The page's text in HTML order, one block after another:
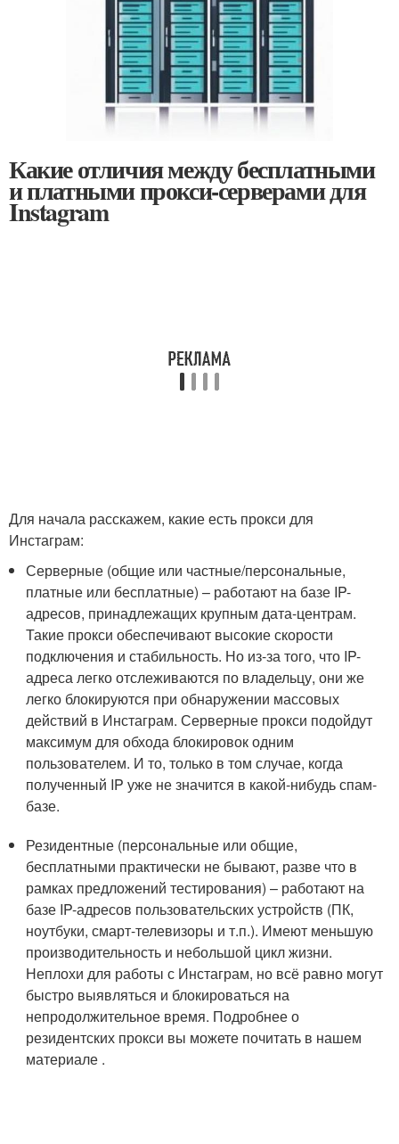
Какие отличия между бесплатными
и платными прокси-серверами для
Instagram
Для начала расскажем, какие есть прокси для
Инстаграм:
Серверные (общие или частные/персональные,
платные или бесплатные) – работают на базе IP-
адресов, принадлежащих крупным дата-центрам.
Такие прокси обеспечивают высокие скорости
подключения и стабильность. Но из-за того, что IP-
адреса легко отслеживаются по владельцу, они же
легко блокируются при обнаружении массовых
действий в Инстаграм. Серверные прокси подойдут
максимум для обхода блокировок одним
пользователем. И то, только в том случае, когда
полученный IP уже не значится в какой-нибудь спам-
базе.
Резидентные (персональные или общие,
бесплатными практически не бывают, разве что в
рамках предложений тестирования) – работают на
базе IP-адресов пользовательских устройств (ПК,
ноутбуки, смарт-телевизоры и т.п.). Имеют меньшую
производительность и небольшой цикл жизни.
Неплохи для работы с Инстаграм, но всё равно могут
быстро выявляться и блокироваться на
непродолжительное время. Подробнее о
резидентских прокси вы можете почитать в нашем
материале .